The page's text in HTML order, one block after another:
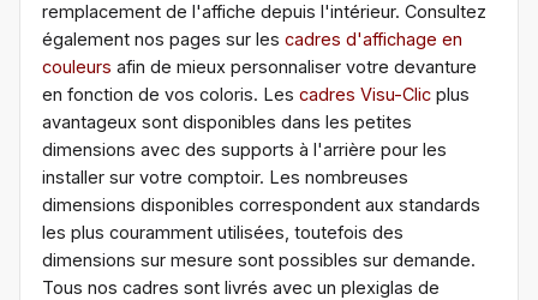
remplacement de l'affiche depuis l'intérieur. Consultez
également nos pages sur les cadres d'affichage en
couleurs afin de mieux personnaliser votre devanture
en fonction de vos coloris. Les cadres Visu-Clic plus
avantageux sont disponibles dans les petites
dimensions avec des supports à l'arrière pour les
installer sur votre comptoir. Les nombreuses
dimensions disponibles correspondent aux standards
les plus couramment utilisées, toutefois des
dimensions sur mesure sont possibles sur demande.
Tous nos cadres sont livrés avec un plexiglas de